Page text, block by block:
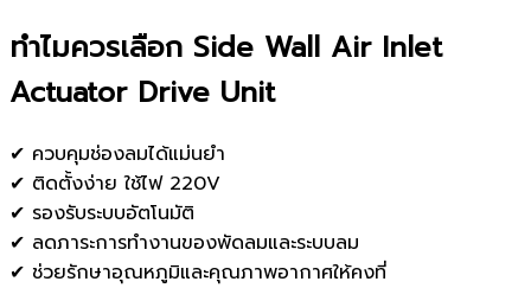
ทำไมควรเลือก Side Wall Air Inlet
Actuator Drive Unit
✔ ควบคุมช่องลมได้แม่นยำ
✔ ติดตั้งง่าย ใช้ไฟ 220V
✔ รองรับระบบอัตโนมัติ
✔ ลดภาระการทำงานของพัดลมและระบบลม
✔ ช่วยรักษาอุณหภูมิและคุณภาพอากาศให้คงที่